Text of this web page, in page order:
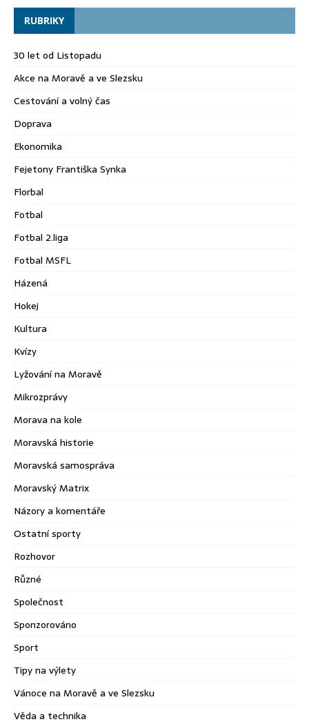
RUBRIKY
30 let od Listopadu
Akce na Moravě a ve Slezsku
Cestování a volný čas
Doprava
Ekonomika
Fejetony Františka Synka
Florbal
Fotbal
Fotbal 2.liga
Fotbal MSFL
Házená
Hokej
Kultura
Kvízy
Lyžování na Moravě
Mikrozprávy
Morava na kole
Moravská historie
Moravská samospráva
Moravský Matrix
Názory a komentáře
Ostatní sporty
Rozhovor
Různé
Společnost
Sponzorováno
Sport
Tipy na výlety
Vánoce na Moravě a ve Slezsku
Věda a technika